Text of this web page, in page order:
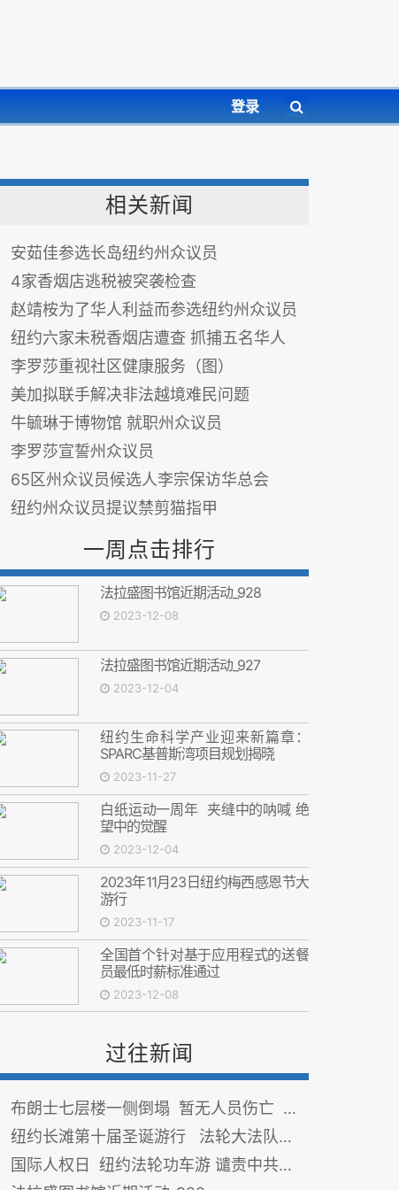
登录
相关新闻
安茹佳参选长岛纽约州众议员
4家香烟店逃税被突袭检查
赵靖桉为了华人利益而参选纽约州众议员
纽约六家未税香烟店遭查 抓捕五名华人
李罗莎重视社区健康服务（图）
美加拟联手解决非法越境难民问题
牛毓琳于博物馆 就职州众议员
李罗莎宣誓州众议员
65区州众议员候选人李宗保访华总会
纽约州众议员提议禁剪猫指甲
一周点击排行
法拉盛图书馆近期活动_928
2023-12-08
法拉盛图书馆近期活动_927
2023-12-04
纽约生命科学产业迎来新篇章：
SPARC基普斯湾项目规划揭晓
2023-11-27
白纸运动一周年 夹缝中的呐喊 绝
望中的觉醒
2023-12-04
2023年11月23日纽约梅西感恩节大
游行
2023-11-17
全国首个针对基于应用程式的送餐
员最低时薪标准通过
2023-12-08
过往新闻
布朗士七层楼一侧倒塌 暂无人员伤亡 清理调查进行中
纽约长滩第十届圣诞游行 法轮大法队伍引人注目
国际人权日 纽约法轮功车游 谴责中共为最大的人权迫害者